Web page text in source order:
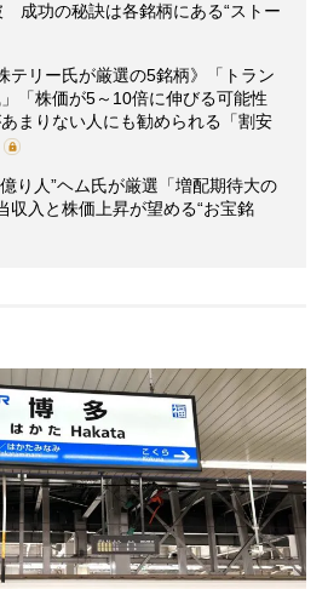
成功の秘訣は各銘柄にある“ストー
テリー氏が厳選の5銘柄》「トラン
「株価が5～10倍に伸びる可能性
まりない人にも勧められる「割安
り人”ヘム氏が厳選「増配期待大の
入と株価上昇が望める“お宝銘